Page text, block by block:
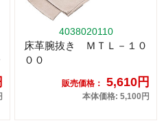
4038020110
床革腕抜き ＭＴＬ－１０
００
販売価格： 5,610円
本体価格: 5,100円